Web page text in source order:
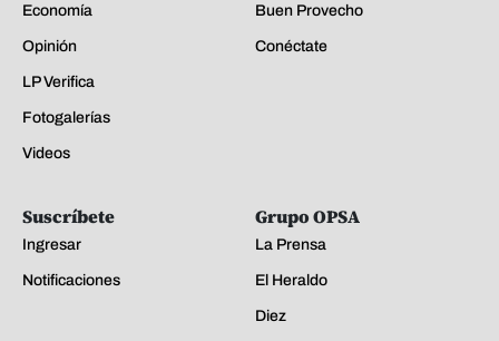
Economía
Opinión
LP Verifica
Fotogalerías
Videos
Buen Provecho
Conéctate
Suscríbete
Ingresar
Notificaciones
Grupo OPSA
La Prensa
El Heraldo
Diez